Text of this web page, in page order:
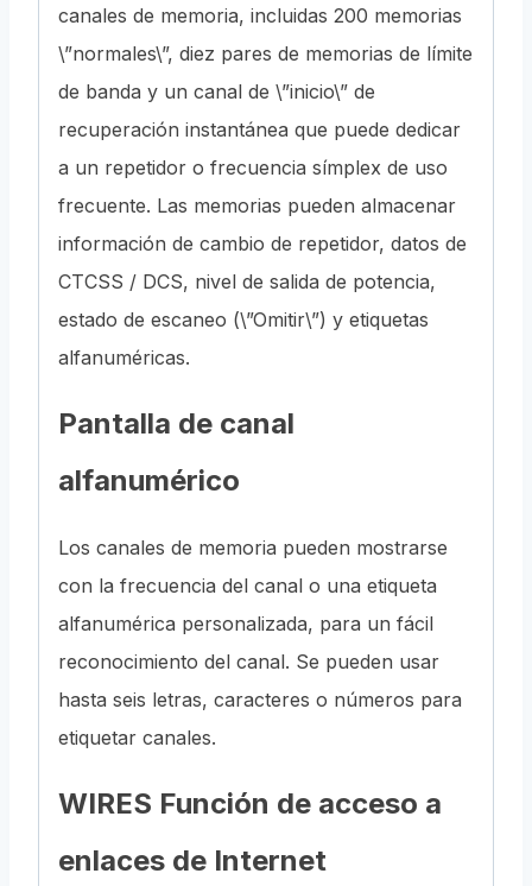
canales de memoria, incluidas 200 memorias
\”normales\”, diez pares de memorias de límite
de banda y un canal de \”inicio\” de
recuperación instantánea que puede dedicar
a un repetidor o frecuencia símplex de uso
frecuente. Las memorias pueden almacenar
información de cambio de repetidor, datos de
CTCSS / DCS, nivel de salida de potencia,
estado de escaneo (\”Omitir\”) y etiquetas
alfanuméricas.
Pantalla de canal
alfanumérico
Los canales de memoria pueden mostrarse
con la frecuencia del canal o una etiqueta
alfanumérica personalizada, para un fácil
reconocimiento del canal. Se pueden usar
hasta seis letras, caracteres o números para
etiquetar canales.
WIRES Función de acceso a
enlaces de Internet